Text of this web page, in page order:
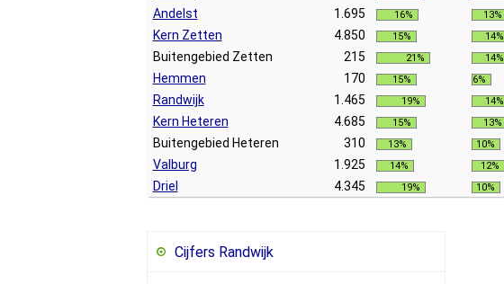
Andelst 1.695 16% 13%
Kern Zetten 4.850 15% 14%
Buitengebied Zetten 215 21% 14%
Hemmen 170 15% 6%
Randwijk 1.465 19% 14%
Kern Heteren 4.685 15% 13%
Buitengebied Heteren 310 13% 10%
Valburg 1.925 14% 12%
Driel 4.345 19% 10%
Cijfers Randwijk